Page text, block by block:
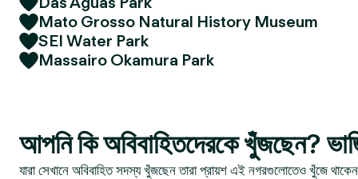
Mato Grosso Natural History Museum
SEI Water Park
Massairo Okamura Park
আপনি কি অবিবাহিতদেরকে খুঁজছেন?
যারা সেখানে অবিবাহিত সদস্য খুঁজছেন তারা প্রায়শ এই নগরগুলোতেও খুঁজে